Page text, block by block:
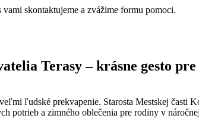
skontaktujeme a zvážime formu pomoci.
Terasy – krásne gesto
ľudské prekvapenie. Starosta Mestskej časti
potrieb a zimného oblečenia pre rodiny v